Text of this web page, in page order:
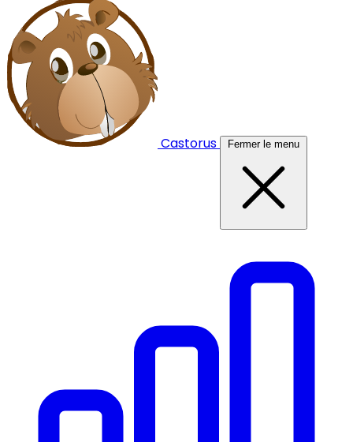
Castorus Fermer le menu